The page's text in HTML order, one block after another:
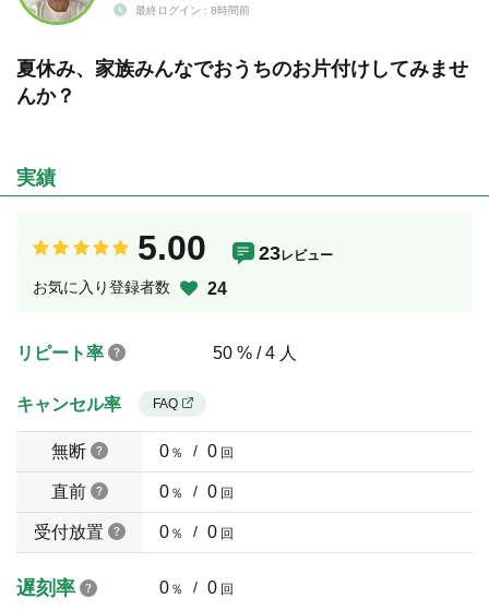
最終ログイン : 8時間前
夏休み、家族みんなでおうちのお片付けしてみませ
んか？
実績
5.00 23レビュー
お気に入り登録者数 24
リピート率 50 % / 4 人
キャンセル率 FAQ
無断 0％ / 0 回
直前 0％ / 0 回
受付放置 0％ / 0 回
遅刻率 0％ / 0 回